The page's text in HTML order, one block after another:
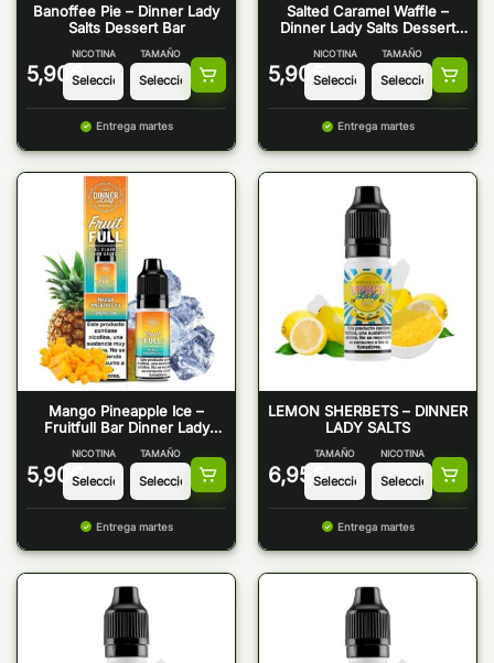
Banoffee Pie – Dinner Lady
Salts Dessert Bar
5,90 €
NICOTINA TAMAÑO
Entrega martes
Salted Caramel Waffle –
Dinner Lady Salts Dessert
5,90 €
NICOTINA TAMAÑO
Entrega martes
Mango Pineapple Ice –
Fruitfull Bar Dinner Lady
5,90 €
NICOTINA TAMAÑO
Entrega martes
LEMON SHERBETS – DINNER
LADY SALTS
6,95 €
TAMAÑO NICOTINA
Entrega martes